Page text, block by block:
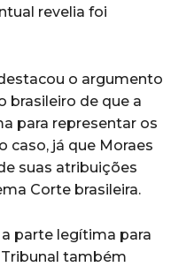
revelia foi
o argumento
brasileiro de que a
para representar os
caso, já que Moraes
suas atribuições
Corte brasileira.
parte legítima para
também